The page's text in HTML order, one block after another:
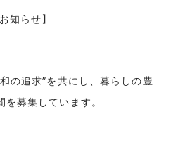
知らせ】
の追求”を共にし、暮らしの豊
募集しています。